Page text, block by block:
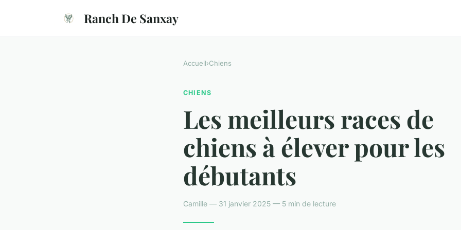
Ranch De Sanxay
Accueil›Chiens
CHIENS
Les meilleurs races de
chiens à élever pour les
débutants
Camille — 31 janvier 2025 — 5 min de lecture